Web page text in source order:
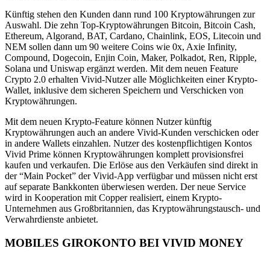
Künftig stehen den Kunden dann rund 100 Kryptowährungen zur
Auswahl. Die zehn Top-Kryptowährungen Bitcoin, Bitcoin Cash,
Ethereum, Algorand, BAT, Cardano, Chainlink, EOS, Litecoin und
NEM sollen dann um 90 weitere Coins wie 0x, Axie Infinity,
Compound, Dogecoin, Enjin Coin, Maker, Polkadot, Ren, Ripple,
Solana und Uniswap ergänzt werden. Mit dem neuen Feature
Crypto 2.0 erhalten Vivid-Nutzer alle Möglichkeiten einer Krypto-
Wallet, inklusive dem sicheren Speichern und Verschicken von
Kryptowährungen.
Mit dem neuen Krypto-Feature können Nutzer künftig
Kryptowährungen auch an andere Vivid-Kunden verschicken oder
in andere Wallets einzahlen. Nutzer des kostenpflichtigen Kontos
Vivid Prime können Kryptowährungen komplett provisionsfrei
kaufen und verkaufen. Die Erlöse aus den Verkäufen sind direkt in
der “Main Pocket” der Vivid-App verfügbar und müssen nicht erst
auf separate Bankkonten überwiesen werden. Der neue Service
wird in Kooperation mit Copper realisiert, einem Krypto-
Unternehmen aus Großbritannien, das Kryptowährungstausch- und
Verwahrdienste anbietet.
MOBILES GIROKONTO BEI VIVID MONEY